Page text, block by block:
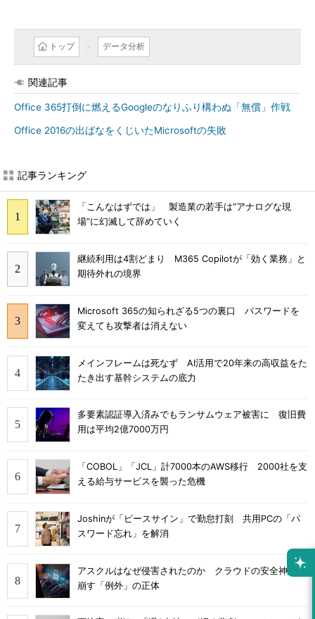
トップ データ分析
関連記事
Office 365打倒に燃えるGoogleのなりふり構わぬ「無償」作戦
Office 2016の出ばなをくじいたMicrosoftの失敗
記事ランキング
「こんなはずでは」 製造業の若手は“アナログな現
場”に幻滅して辞めていく
継続利用は4割どまり M365 Copilotが「効く業務」と
期待外れの境界
Microsoft 365の知られざる5つの裏口 パスワードを
変えても攻撃者は消えない
メインフレームは死なず AI活用で20年来の高収益をた
たき出す基幹システムの底力
多要素認証導入済みでもランサムウェア被害に 復旧費
用は平均2億7000万円
「COBOL」「JCL」計7000本のAWS移行 2000社を支
える給与サービスを襲った危機
Joshinが「ピースサイン」で勤怠打刻 共用PCの「パ
スワード忘れ」を解消
アスクルはなぜ侵害されたのか クラウドの安全神話を
崩す「例外」の正体